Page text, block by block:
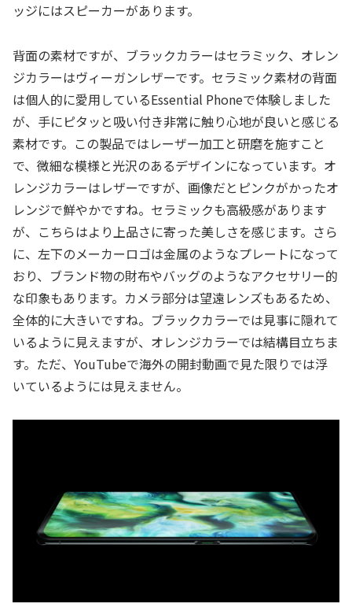
ッジにはスピーカーがあります。
背面の素材ですが、ブラックカラーはセラミック、オレン
ジカラーはヴィーガンレザーです。セラミック素材の背面
は個人的に愛用しているEssential Phoneで体験しました
が、手にピタッと吸い付き非常に触り心地が良いと感じる
素材です。この製品ではレーザー加工と研磨を施すこと
で、微細な模様と光沢のあるデザインになっています。オ
レンジカラーはレザーですが、画像だとピンクがかったオ
レンジで鮮やかですね。セラミックも高級感があります
が、こちらはより上品さに寄った美しさを感じます。さら
に、左下のメーカーロゴは金属のようなプレートになって
おり、ブランド物の財布やバッグのようなアクセサリー的
な印象もあります。カメラ部分は望遠レンズもあるため、
全体的に大きいですね。ブラックカラーでは見事に隠れて
いるように見えますが、オレンジカラーでは結構目立ちま
す。ただ、YouTubeで海外の開封動画で見た限りでは浮
いているようには見えません。